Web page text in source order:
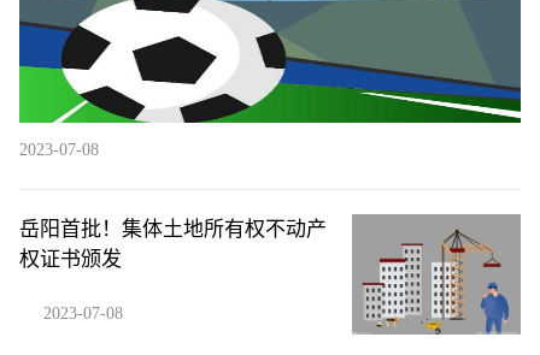
2023-07-08
岳阳首批！集体土地所有权不动产
权证书颁发
2023-07-08